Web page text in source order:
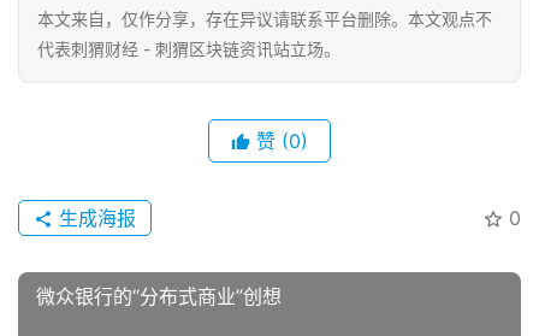
本文来自 ，仅作分享，存在异议请联系平台删除。本文观点不
代表刺猬财经 - 刺猬区块链资讯站立场。
赞 (0)
0
生成海报
微众银行的“分布式商业”创想